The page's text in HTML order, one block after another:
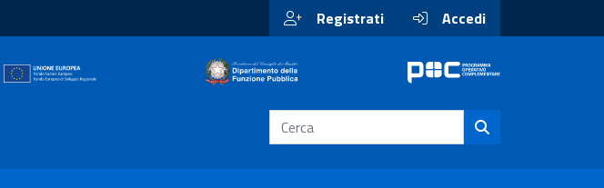
Registrati Accedi